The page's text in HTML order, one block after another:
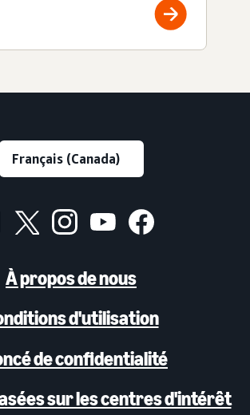
À propos de nous
d'utilisation
de confidentialité
sur les centres d'intérêt